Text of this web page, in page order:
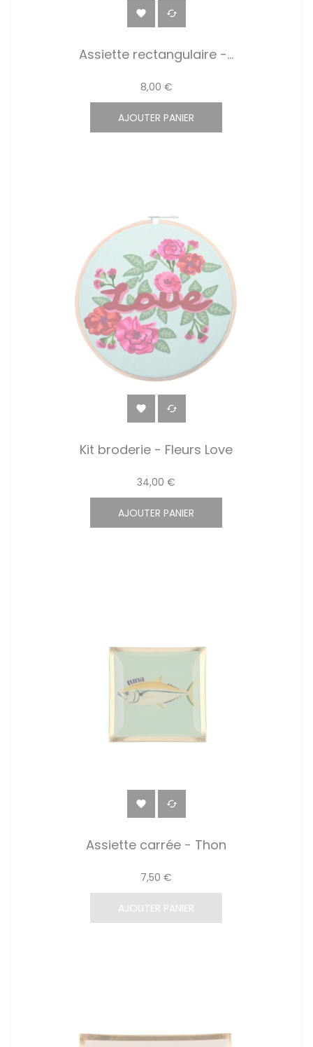
 
Assiette rectangulaire -...
8,00 €
AJOUTER PANIER
 
Kit broderie - Fleurs Love
34,00 €
AJOUTER PANIER
 
Assiette carrée - Thon
7,50 €
AJOUTER PANIER